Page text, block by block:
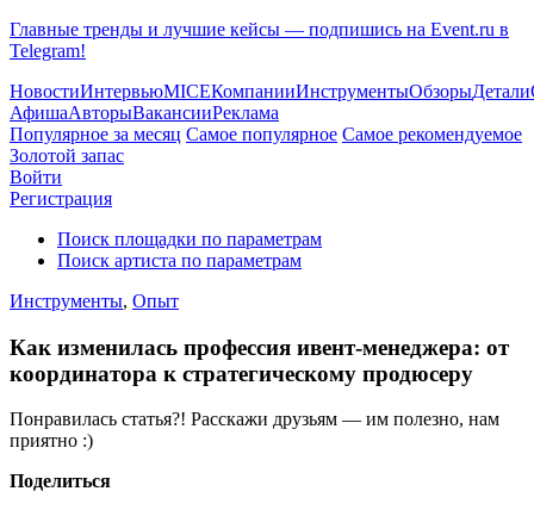
Главные тренды и лучшие кейсы — подпишись на Event.ru в
Telegram!
НовостиИнтервьюMICEКомпанииИнструментыОбзорыДетали
АфишаАвторыВакансииРеклама
Популярное за месяц Самое популярное Самое рекомендуемое
Золотой запас
Войти
Регистрация
Поиск площадки по параметрам
Поиск артиста по параметрам
Инструменты, Опыт
Как изменилась профессия ивент-менеджера: от
координатора к стратегическому продюсеру
Понравилась статья?! Расскажи друзьям — им полезно, нам
приятно :)
Поделиться